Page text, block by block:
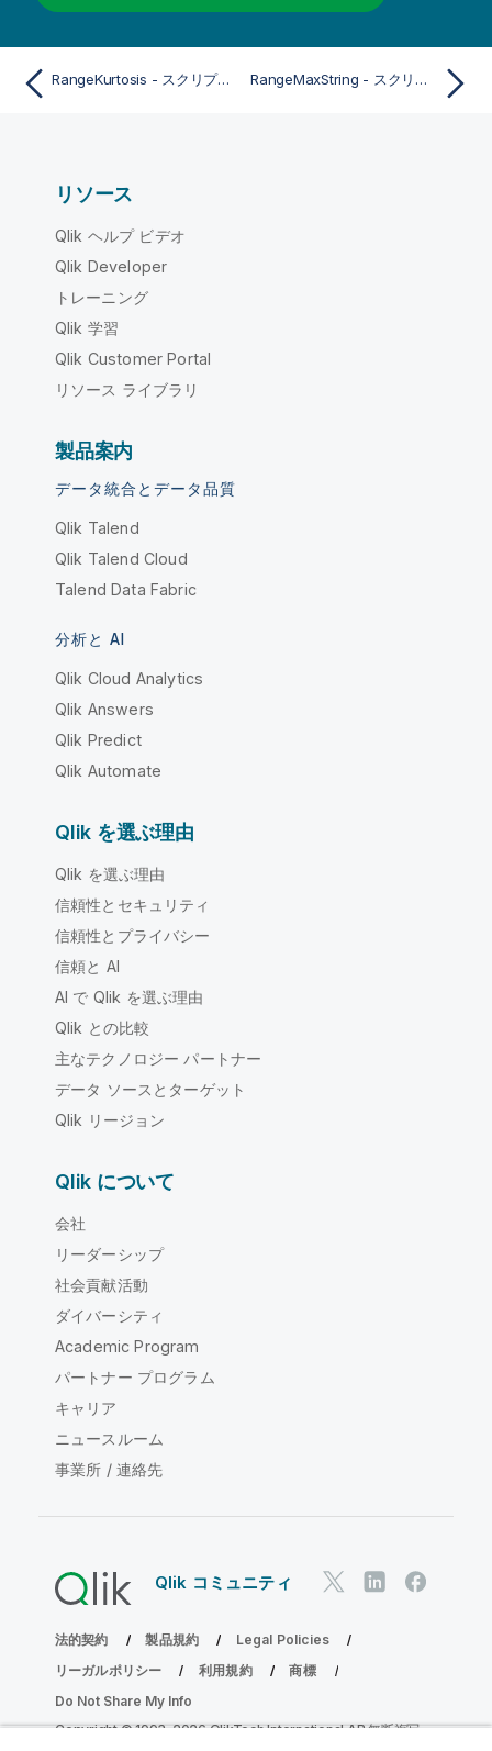
RangeKurtosis - スクリプトおよびチャート関数 RangeMaxString - スクリプトおよびチャート関数
リソース
Qlik ヘルプ ビデオ
Qlik Developer
トレーニング
Qlik 学習
Qlik Customer Portal
リソース ライブラリ
製品案内
データ統合とデータ品質
Qlik Talend
Qlik Talend Cloud
Talend Data Fabric
分析と AI
Qlik Cloud Analytics
Qlik Answers
Qlik Predict
Qlik Automate
Qlik を選ぶ理由
Qlik を選ぶ理由
信頼性とセキュリティ
信頼性とプライバシー
信頼と AI
AI で Qlik を選ぶ理由
Qlik との比較
主なテクノロジー パートナー
データ ソースとターゲット
Qlik リージョン
Qlik について
会社
リーダーシップ
社会貢献活動
ダイバーシティ
Academic Program
パートナー プログラム
キャリア
ニュースルーム
事業所 / 連絡先
Qlik コミュニティ
法的契約 製品規約
Legal Policies
リーガルポリシー
利用規約
商標
Do Not Share My Info
Copyright © 1993-2026 QlikTech International AB.無断複写・